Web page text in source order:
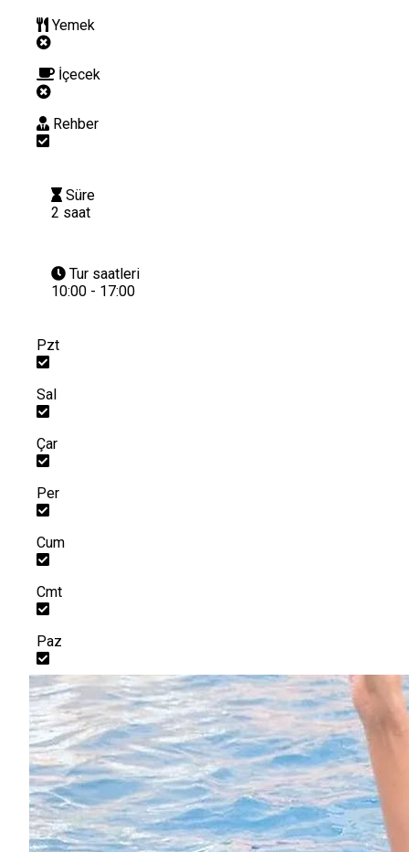
Yemek
İçecek
Rehber
Süre
2 saat
Tur saatleri
10:00 - 17:00
Pzt
Sal
Çar
Per
Cum
Cmt
Paz